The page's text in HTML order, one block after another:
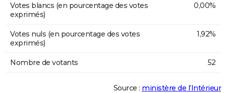
Votes blancs (en pourcentage des votes
exprimés)
0,00%
Votes nuls (en pourcentage des votes
exprimés)
1,92%
Nombre de votants 52
Source : ministère de l’Intérieur